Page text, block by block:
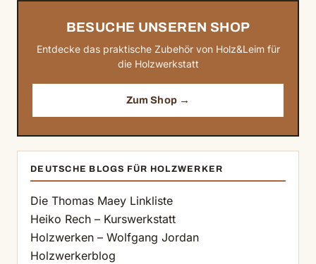
BESUCHE UNSEREN SHOP
Entdecke das praktische Zubehör von Holz&Leim für
die Holzwerkstatt
Zum Shop →
DEUTSCHE BLOGS FÜR HOLZWERKER
Die Thomas Maey Linkliste
Heiko Rech – Kurswerkstatt
Holzwerken – Wolfgang Jordan
Holzwerkerblog